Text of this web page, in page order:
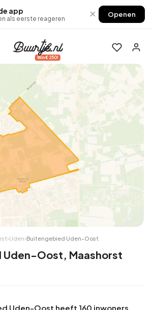
app
als eerste reageren × Openen
Win €250!
›Uden›Buitengebied Uden-Oost
Uden-Oost, Maashorst
Uden-Oost heeft 160 inwoners